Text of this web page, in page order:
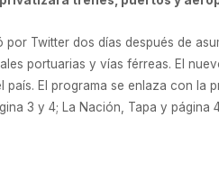
por Twitter dos días después de
portuarias y vías férreas. El
El programa se enlaza con la
3 y 4; La Nación, Tapa y página